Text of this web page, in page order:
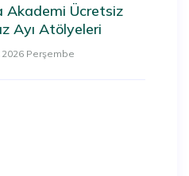
Akademi Ücretsiz
Ayı Atölyeleri
Perşembe